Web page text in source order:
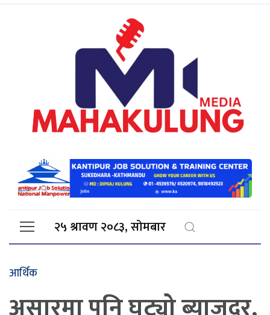
२५ श्रावण २०८३, सोमबार
आर्थिक